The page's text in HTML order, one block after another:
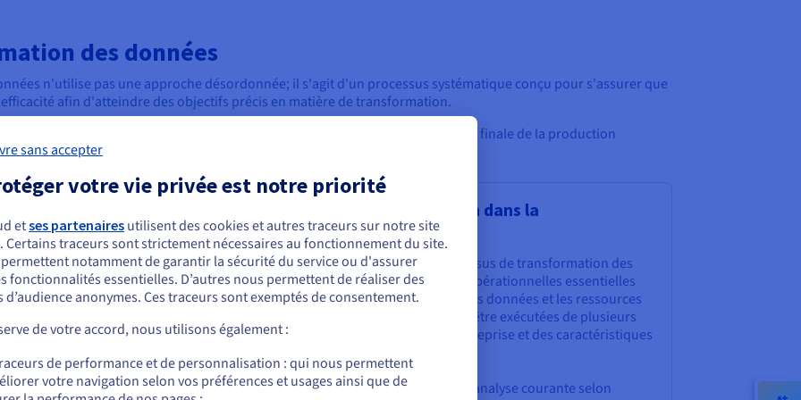
des données
n'utilise pas une approche désordonnée; il s'agit d'un processus systématique conçu pour s'assurer que
afin d'atteindre des objectifs précis en matière de transformation.
définies, allant de la compréhension initiale des données sources à la livraison finale de la production
sur le moment où ces opérations doivent avoir lieu.
des données
que nous passons à
une séquence
et le profilage des
sont examinées de
leur contenu,
pour définir les
les règles de
Planification et synchronisation dans la
transformation des données
La planification et le calendrier des processus de transformation des
données nécessitent des considérations opérationnelles essentielles
qui ont un impact direct sur la fraîcheur des données et les ressources
du système. Les transformations peuvent être exécutées de plusieurs
manières en fonction des besoins de l'entreprise et des caractéristiques
des données.
Le traitement par lots est une approche d'analyse courante selon
semblez être localisé en États-Unis.
commander, rendez-vous sur le site de votre pays (États-Unis) et créez un
us.ovhcloud.com/
Anglais USD - $
sans accepter
votre vie privée est notre priorité
etses partenaires utilisent des cookies et autres traceurs sur notre site
Certains traceurs sont strictement nécessaires au fonctionnement du site.
notamment de garantir la sécurité du service ou d'assurer
fonctionnalités essentielles. D’autres nous permettent de réaliser des
d’audience anonymes. Ces traceurs sont exemptés de consentement.
de votre accord, nous utilisons également :
de performance et de personnalisation : qui nous permettent
votre navigation selon vos préférences et usages ainsi que de